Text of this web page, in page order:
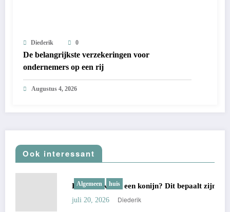
Diederik 0
De belangrijkste verzekeringen voor
ondernemers op een rij
Augustus 4, 2026
Ook interessant
huis
Hoe oud wordt een konijn? Dit bepaalt zijn echte leeftijd
juli 20, 2026 Diederik